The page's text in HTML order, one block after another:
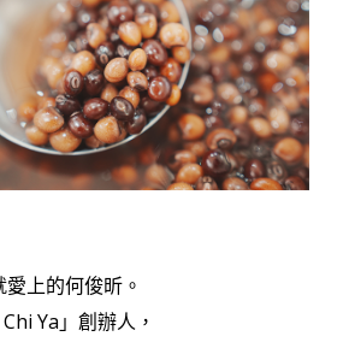
上的何俊昕。
Ya」創辦人，